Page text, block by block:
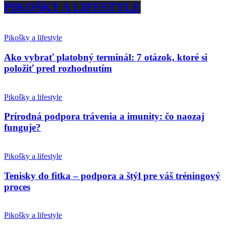
PIKOŠKY A LIFESTYLE
Pikošky a lifestyle
Ako vybrať platobný terminál: 7 otázok, ktoré si
položiť pred rozhodnutím
Pikošky a lifestyle
Prírodná podpora trávenia a imunity: čo naozaj
funguje?
Pikošky a lifestyle
Tenisky do fitka – podpora a štýl pre váš tréningový
proces
Pikošky a lifestyle